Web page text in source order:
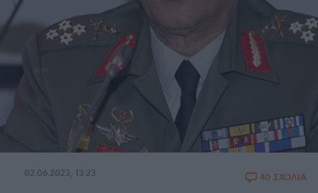
02.06.2023, 13:23 40 ΣΧΟΛΙΑ